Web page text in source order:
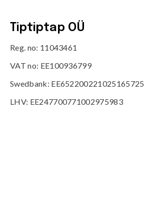
Tiptiptap OÜ
Reg. no: 11043461
VAT no: EE100936799
Swedbank: EE652200221025165725
LHV: EE247700771002975983